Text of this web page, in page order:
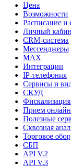
Цена
Возможности
Расписание и
Личный
CRM-система
Мессенджеры
MAX
Интеграции
IP-телефония
Сервисы и
СКУД
Прием
Полезные
Сквозная
Торговое
СБП
API V.2
API V.3